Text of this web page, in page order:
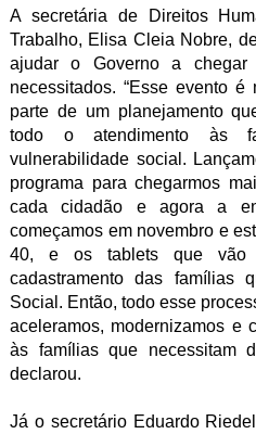
A secretária de Direitos
Trabalho, Elisa Cleia Nobre,
ajudar o Governo a
necessitados. “Esse evento
parte de um planejamento
todo o atendimento às
vulnerabilidade social.
programa para chegarmos
cada cidadão e agora a
começamos em novembro e
40, e os tablets que vão
cadastramento das famílias
Social. Então, todo esse
aceleramos, modernizamos e
às famílias que necessitam
declarou.
Já o secretário Eduardo